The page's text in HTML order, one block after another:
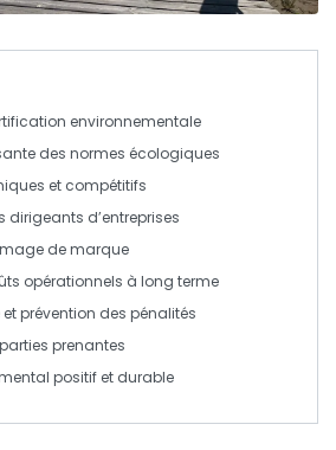
environnementale
des normes écologiques
et compétitifs
dirigeants d’entreprises
de marque
opérationnels à long terme
et prévention des pénalités
prenantes
positif et durable